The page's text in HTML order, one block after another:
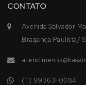
CONTATO
Avenida Salvador
Bragança Paulista/
(11) 99363-0084